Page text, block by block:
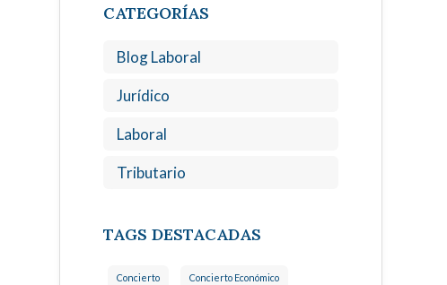
CATEGORÍAS
Blog Laboral
Jurídico
Laboral
Tributario
TAGS DESTACADAS
Concierto Concierto Económico